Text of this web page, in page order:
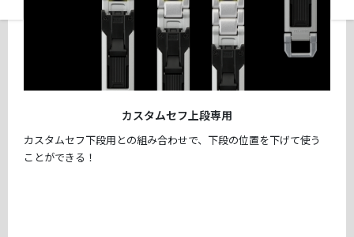
カスタムセフ上段専用
カスタムセフ下段用との組み合わせで、下段の位置を下げて使う
ことができる！